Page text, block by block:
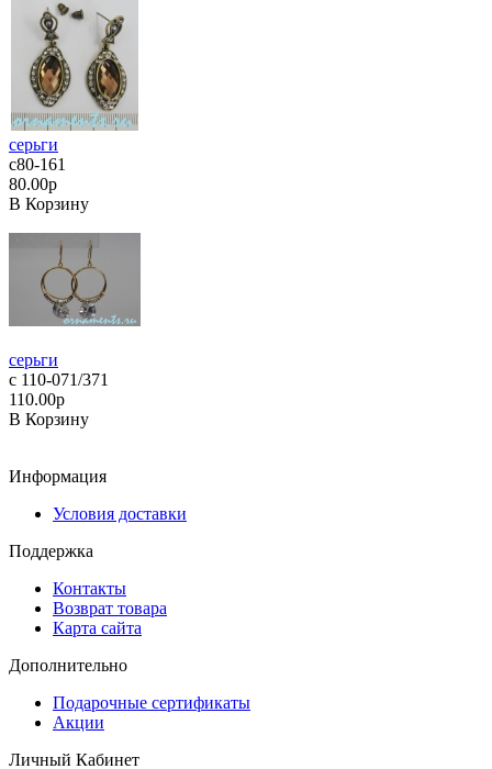
серьги
с80-161
80.00р
В Корзину
серьги
с 110-071/371
110.00р
В Корзину
Информация
Условия доставки
Поддержка
Контакты
Возврат товара
Карта сайта
Дополнительно
Подарочные сертификаты
Акции
Личный Кабинет